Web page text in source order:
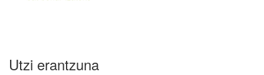
Utzi erantzuna